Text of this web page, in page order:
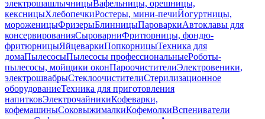
электрошашлычницыВафельницы, орешницы,
кексницыХлебопечкиРостеры, мини-печиЙогуртницы,
мороженицыФризерыБлинницыПароваркиАвтоклавы для
консервированияСыроварниФритюрницы, фондю-
фритюрницыЯйцеваркиПопкорницыТехника для
домаПылесосыПылесосы профессиональныеРоботы-
пылесосы, мойщики оконПароочистителиЭлектровеники,
электрошвабрыСтеклоочистителиСтерилизационное
оборудованиеТехника для приготовления
напитковЭлектрочайникиКофеварки,
кофемашиныСоковыжималкиКофемолкиВспениватели